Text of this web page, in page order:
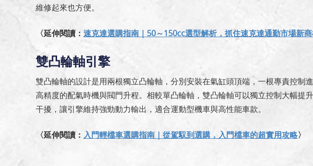
維修起來也方便。
〈延伸閱讀： 速克達選購指南｜50～150cc選型解析，抓住速克達通勤市場新
雙凸輪軸引擎
雙凸輪軸的設計是用兩根獨立凸輪軸，分別安裝在氣缸頭頂端，一根專責控制
高精度的配氣時機與閥門升程。相較單凸輪軸，雙凸輪軸可以獨立控制大幅提
干擾，讓引擎維持強勁動力輸出，適合運動型機車與高性能車款。
〈延伸閱讀： 入門輕檔車選購指南｜從駕馭到選購，入門檔車的超實用攻略〉